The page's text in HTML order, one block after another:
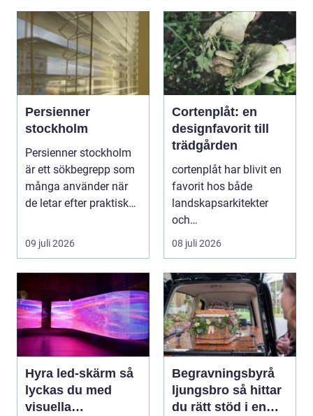
Persienner
stockholm
Persienner stockholm
är ett sökbegrepp som
många använder när
de letar efter praktiska
09 juli 2026
Cortenplåt: en
designfavorit till
trädgården
cortenplåt har blivit en
favorit hos både
landskapsarkitekter
och
trädgårdsentusiaster.
Det är ett m...
08 juli 2026
Hyra led-skärm så
lyckas du med
visuella
Begravningsbyrå
ljungsbro så hittar
du rätt stöd i en